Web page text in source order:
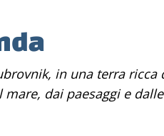
dai paesaggi e dalle